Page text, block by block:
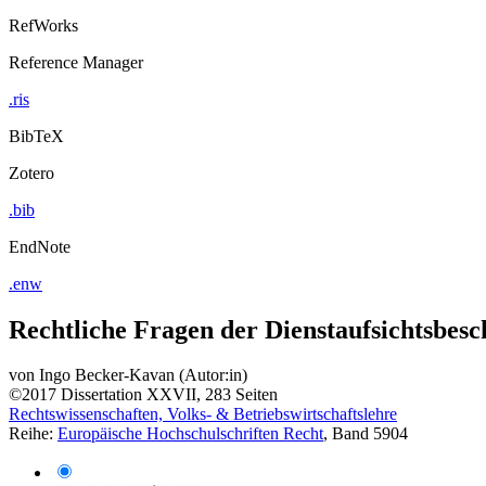
RefWorks
Reference Manager
.ris
BibTeX
Zotero
.bib
EndNote
.enw
Rechtliche Fragen der
von Ingo Becker-Kavan (Autor:in)
©2017 Dissertation XXVII, 283 Seiten
Rechtswissenschaften, Volks- & Betriebswirtschaftslehre
Reihe: Europäische Hochschulschriften Recht, Band 5904